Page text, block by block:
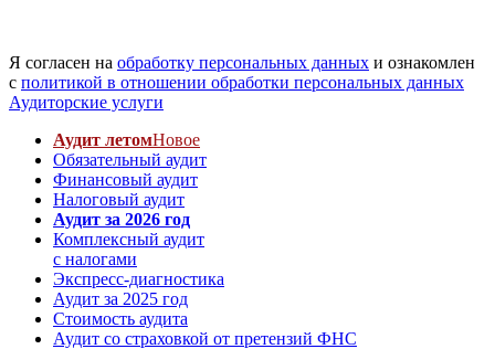
Я согласен на обработку персональных данных и ознакомлен
с политикой в отношении обработки персональных данных
Аудиторские услуги
Аудит летомНовое
Обязательный аудит
Финансовый аудит
Налоговый аудит
Аудит за 2026 год
Комплексный аудит
с налогами
Экспресс-диагностика
Аудит за 2025 год
Стоимость аудита
Аудит со страховкой от претензий ФНС